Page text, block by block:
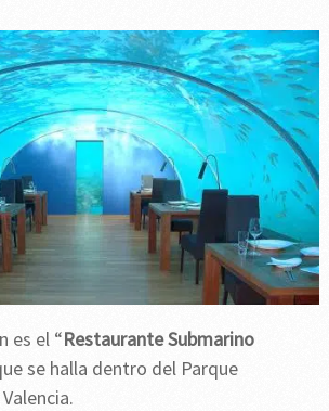
es el “Restaurante Submarino
se halla dentro del Parque